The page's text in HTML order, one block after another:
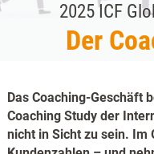
2025 ICF
Der
Das Coaching-Geschäft
Coaching Study der
nicht in Sicht zu sein. Im